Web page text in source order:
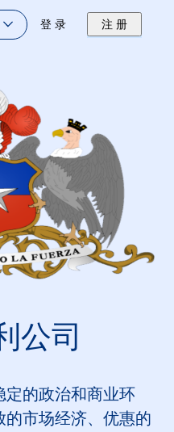
登 录 注 册
公司
定的政治和商业环
市场经济、优惠的